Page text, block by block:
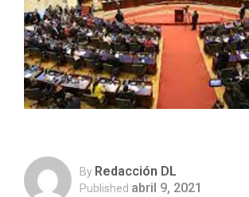
By Redacción DL
Published abril 9, 2021